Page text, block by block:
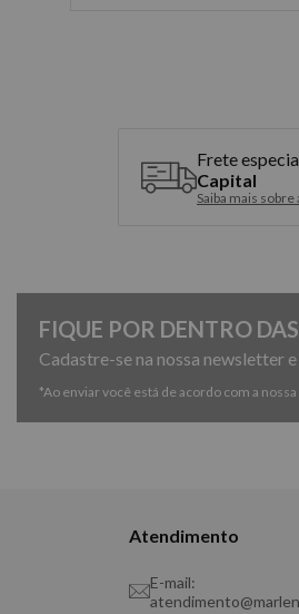
Frete
Capital
Saiba mais
FIQUE POR DENTRO
Cadastre-se na nossa newsletter
*Ao enviar você está de acordo com a nossa
Atendimento
E-mail: